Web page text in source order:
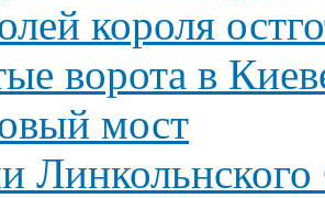
короля
ворота в
мост